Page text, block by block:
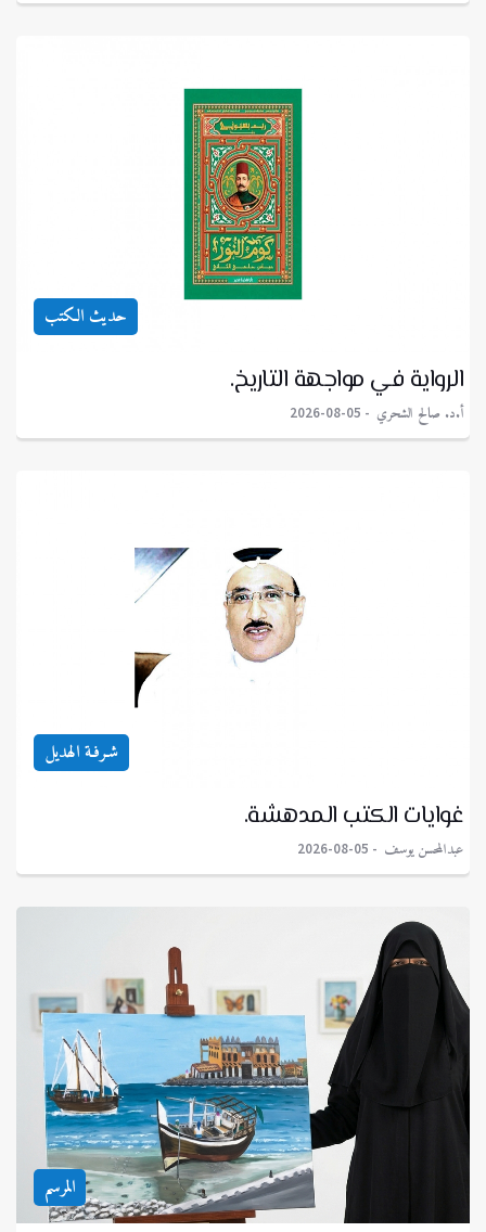
حديث الكتب
الرواية في مواجهة التاريخ.
أ.د. صالح الشحري 2026-08-05
شـرفـة الهديل
غوايات الكتب المدهشة.
عبدالمحسن يوسف 2026-08-05
المرسم